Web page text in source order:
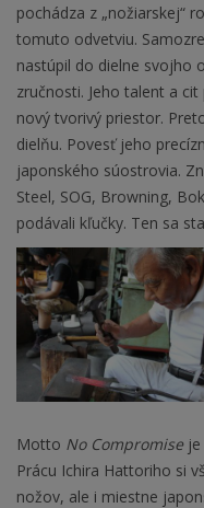
pochádza z „nožiarskej“
tomuto odvetviu.
nastúpil do dielne svojho
zručnosti. Jeho talent a
nový tvorivý priestor.
dielňu. Povesť jeho
japonského súostrovia.
Steel, SOG, Browning,
podávali kľučky. Ten sa
Motto No Compromiseje
Prácu Ichira Hattoriho si
nožov, ale i miestne